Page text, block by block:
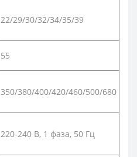
22/29/30/32/34/35/39
55
350/380/400/420/460/500/680
220-240 В, 1 фаза, 50 Гц